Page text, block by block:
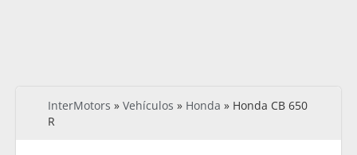
InterMotors » Vehículos » Honda » Honda CB 650
R